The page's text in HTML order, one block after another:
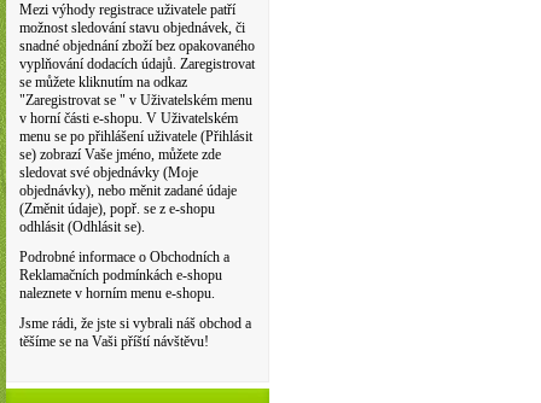
Mezi výhody registrace uživatele patří
možnost sledování stavu objednávek, či
snadné objednání zboží bez opakovaného
vyplňování dodacích údajů. Zaregistrovat
se můžete kliknutím na odkaz
"Zaregistrovat se " v Uživatelském menu
v horní části e-shopu. V Uživatelském
menu se po přihlášení uživatele (Přihlásit
se) zobrazí Vaše jméno, můžete zde
sledovat své objednávky (Moje
objednávky), nebo měnit zadané údaje
(Změnit údaje), popř. se z e-shopu
odhlásit (Odhlásit se).
Podrobné informace o Obchodních a
Reklamačních podmínkách e-shopu
naleznete v horním menu e-shopu.
Jsme rádi, že jste si vybrali náš obchod a
těšíme se na Vaši příští návštěvu!